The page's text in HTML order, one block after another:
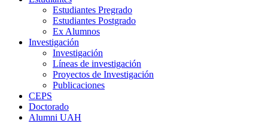
Estudiantes Pregrado
Estudiantes Postgrado
Ex Alumnos
Investigación
Investigación
Líneas de investigación
Proyectos de Investigación
Publicaciones
CEPS
Doctorado
Alumni UAH